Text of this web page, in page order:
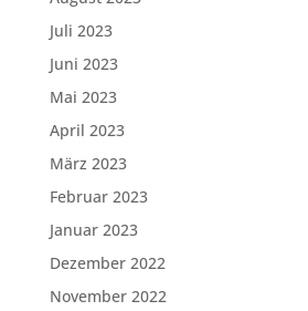
Juli 2023
Juni 2023
Mai 2023
April 2023
März 2023
Februar 2023
Januar 2023
Dezember 2022
November 2022